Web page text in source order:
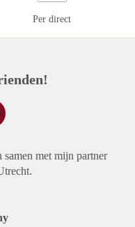
Per direct
samen met mijn partner